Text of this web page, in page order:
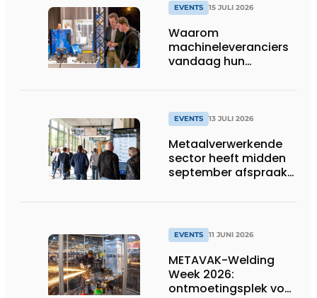
EVENTS 15 JULI 2026
Waarom
machineleveranciers
vandaag hun
EVENTS 13 JULI 2026
Metaalverwerkende
sector heeft midden
september afspraak
EVENTS 11 JUNI 2026
METAVAK-Welding
Week 2026:
ontmoetingsplek voor